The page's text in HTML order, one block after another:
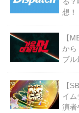
想！
【
から
ブル
【
イム
演者